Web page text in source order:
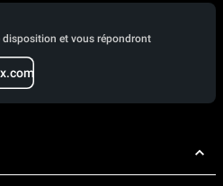
et vous répondront